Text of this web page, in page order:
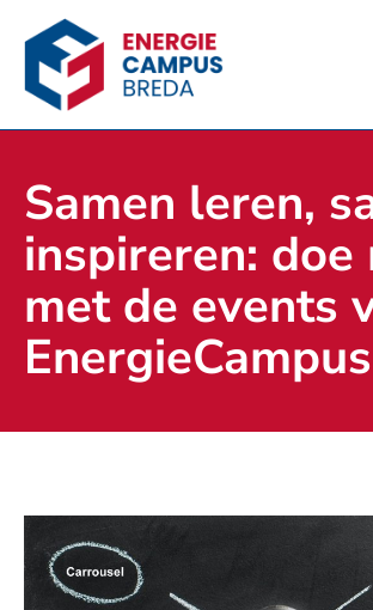
Samen leren,
inspireren: doe
met de events